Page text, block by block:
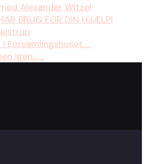
Alexander Witzel
BRUG FOR DIN HJÆLP!
Forsamlingshuset…..
igen…….